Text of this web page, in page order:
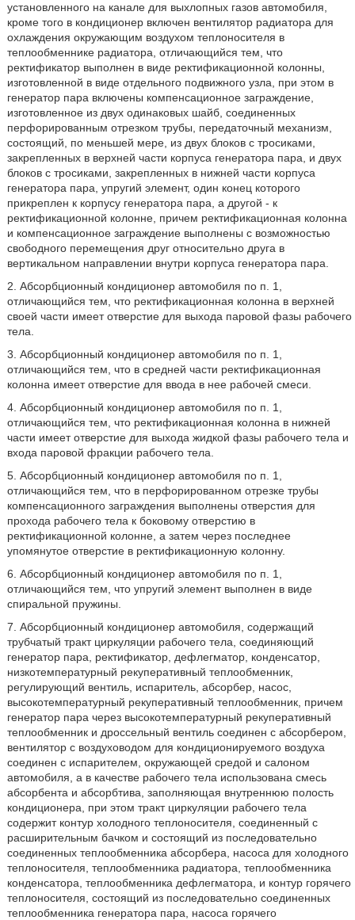
установленного на канале для выхлопных газов автомобиля,
кроме того в кондиционер включен вентилятор радиатора для
охлаждения окружающим воздухом теплоносителя в
теплообменнике радиатора, отличающийся тем, что
ректификатор выполнен в виде ректификационной колонны,
изготовленной в виде отдельного подвижного узла, при этом в
генератор пара включены компенсационное заграждение,
изготовленное из двух одинаковых шайб, соединенных
перфорированным отрезком трубы, передаточный механизм,
состоящий, по меньшей мере, из двух блоков с тросиками,
закрепленных в верхней части корпуса генератора пара, и двух
блоков с тросиками, закрепленных в нижней части корпуса
генератора пара, упругий элемент, один конец которого
прикреплен к корпусу генератора пара, а другой - к
ректификационной колонне, причем ректификационная колонна
и компенсационное заграждение выполнены с возможностью
свободного перемещения друг относительно друга в
вертикальном направлении внутри корпуса генератора пара.
2. Абсорбционный кондиционер автомобиля по п. 1,
отличающийся тем, что ректификационная колонна в верхней
своей части имеет отверстие для выхода паровой фазы рабочего
тела.
3. Абсорбционный кондиционер автомобиля по п. 1,
отличающийся тем, что в средней части ректификационная
колонна имеет отверстие для ввода в нее рабочей смеси.
4. Абсорбционный кондиционер автомобиля по п. 1,
отличающийся тем, что ректификационная колонна в нижней
части имеет отверстие для выхода жидкой фазы рабочего тела и
входа паровой фракции рабочего тела.
5. Абсорбционный кондиционер автомобиля по п. 1,
отличающийся тем, что в перфорированном отрезке трубы
компенсационного заграждения выполнены отверстия для
прохода рабочего тела к боковому отверстию в
ректификационной колонне, а затем через последнее
упомянутое отверстие в ректификационную колонну.
6. Абсорбционный кондиционер автомобиля по п. 1,
отличающийся тем, что упругий элемент выполнен в виде
спиральной пружины.
7. Абсорбционный кондиционер автомобиля, содержащий
трубчатый тракт циркуляции рабочего тела, соединяющий
генератор пара, ректификатор, дефлегматор, конденсатор,
низкотемпературный рекуперативный теплообменник,
регулирующий вентиль, испаритель, абсорбер, насос,
высокотемпературный рекуперативный теплообменник, причем
генератор пара через высокотемпературный рекуперативный
теплообменник и дроссельный вентиль соединен с абсорбером,
вентилятор с воздуховодом для кондиционируемого воздуха
соединен с испарителем, окружающей средой и салоном
автомобиля, а в качестве рабочего тела использована смесь
абсорбента и абсорбтива, заполняющая внутреннюю полость
кондиционера, при этом тракт циркуляции рабочего тела
содержит контур холодного теплоносителя, соединенный с
расширительным бачком и состоящий из последовательно
соединенных теплообменника абсорбера, насоса для холодного
теплоносителя, теплообменника радиатора, теплообменника
конденсатора, теплообменника дефлегматора, и контур горячего
теплоносителя, состоящий из последовательно соединенных
теплообменника генератора пара, насоса горячего